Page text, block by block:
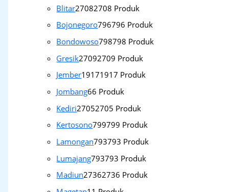
Blitar27082708 Produk
Bojonegoro796796 Produk
Bondowoso798798 Produk
Gresik27092709 Produk
Jember19171917 Produk
Jombang66 Produk
Kediri27052705 Produk
Kertosono799799 Produk
Lamongan793793 Produk
Lumajang793793 Produk
Madiun27362736 Produk